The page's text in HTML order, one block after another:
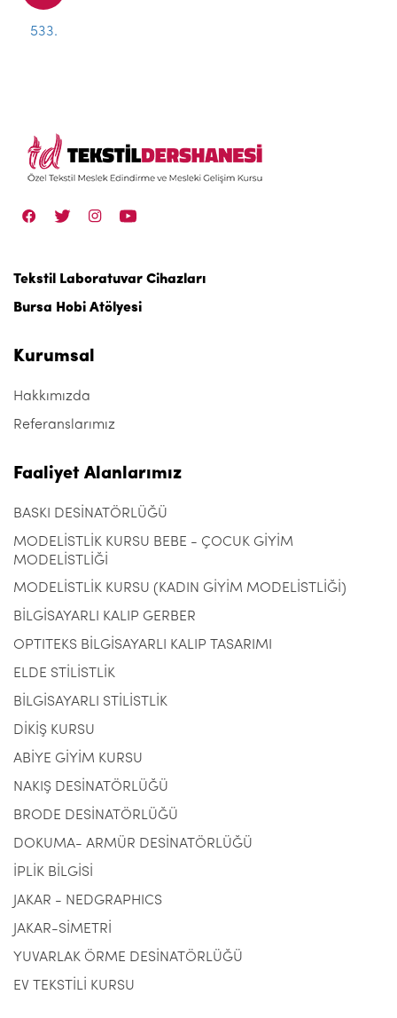
533.
Tekstil Laboratuvar Cihazları
Bursa Hobi Atölyesi
Kurumsal
Hakkımızda
Referanslarımız
Faaliyet Alanlarımız
BASKI DESİNATÖRLÜĞÜ
MODELİSTLİK KURSU BEBE - ÇOCUK GİYİM
MODELİSTLİĞİ
MODELİSTLİK KURSU (KADIN GİYİM MODELİSTLİĞİ)
BİLGİSAYARLI KALIP GERBER
OPTITEKS BİLGİSAYARLI KALIP TASARIMI
ELDE STİLİSTLİK
BİLGİSAYARLI STİLİSTLİK
DİKİŞ KURSU
ABİYE GİYİM KURSU
NAKIŞ DESİNATÖRLÜĞÜ
BRODE DESİNATÖRLÜĞÜ
DOKUMA- ARMÜR DESİNATÖRLÜĞÜ
İPLİK BİLGİSİ
JAKAR - NEDGRAPHICS
JAKAR-SİMETRİ
YUVARLAK ÖRME DESİNATÖRLÜĞÜ
EV TEKSTİLİ KURSU